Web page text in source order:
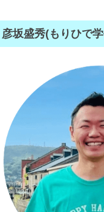
彦坂盛秀(もりひで